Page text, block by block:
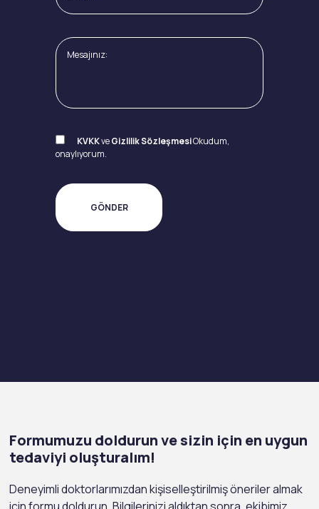
KVKKveGizlilik SözleşmesiOkudum,
onaylıyorum.
Formumuzu doldurun ve sizin için en uygun
tedaviyi oluşturalım!
Deneyimli doktorlarımızdan kişiselleştirilmiş öneriler almak